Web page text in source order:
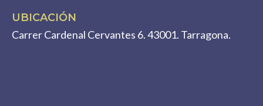
UBICACIÓN
Carrer Cardenal Cervantes 6. 43001. Tarragona.